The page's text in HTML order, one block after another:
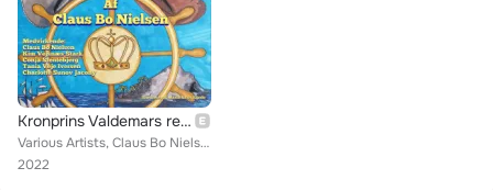
Kronprins Valdemars rejse
Various Artists, Claus Bo Nielsen, Tania Veje Iversen, Kim Vejsnæs Stark, Conja Stentebjerg, Charlotte Sunov Jacoby
2022